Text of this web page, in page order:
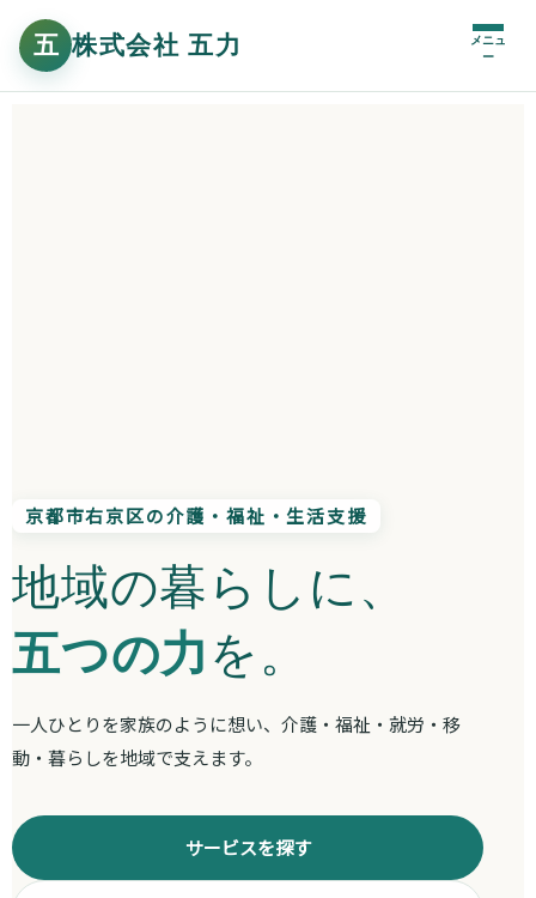
メニュ
ー
京都市右京区の介護・福祉・生活支援
地域の暮らしに、
五つの力 を。
一人ひとりを家族のように想い、介護・福祉・就労・移
動・暮らしを地域で支えます。
サービスを探す